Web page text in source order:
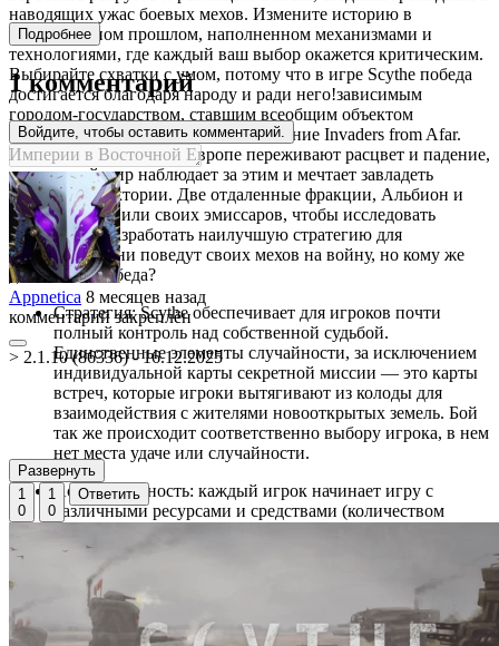
наводящих ужас боевых мехов. Измените историю в
вымышленном прошлом, наполненном механизмами и
технологиями, где каждый ваш выбор окажется критическим.
Выбирайте схватки с умом, потому что в игре Scythe победа
достигается благодаря народу и ради него!зависимым
городом-государством, ставшим всеобщим объектом
вожделения — Факторией. Дополнение Invaders from Afar.
Империи в Восточной Европе переживают расцвет и падение,
а остальной мир наблюдает за этим и мечтает завладеть
секретами Фактории. Две отдаленные фракции, Альбион и
Тогава, отправили своих эмиссаров, чтобы исследовать
местность и разработать наилучшую стратегию для
завоевания. Они поведут своих мехов на войну, но кому же
достанется победа?
Стратегия: Scythe обеспечивает для игроков почти
полный контроль над собственной судьбой.
Единственные элементы случайности, за исключением
индивидуальной карты секретной миссии — это карты
встреч, которые игроки вытягивают из колоды для
взаимодействия с жителями новооткрытых земель. Бой
так же происходит соответственно выбору игрока, в нем
нет места удаче или случайности.
Ассиметричность: каждый игрок начинает игру с
различными ресурсами и средствами (количеством
представлениями о ведении боя...), в различных
начальных точках и с различными секретными целями.
Начальные точки специально заданы, чтобы
подчеркнуть уникальность каждой фракции и
ассиметричную природу игры.
Подробнее
1 комментарий
Войдите, чтобы оставить комментарий.
Appnetica 8 месяцев назад
комментарий закреплён
> 2.1.10 (86336) - 16.12.2025
Развернуть
1
0
1
0
Ответить